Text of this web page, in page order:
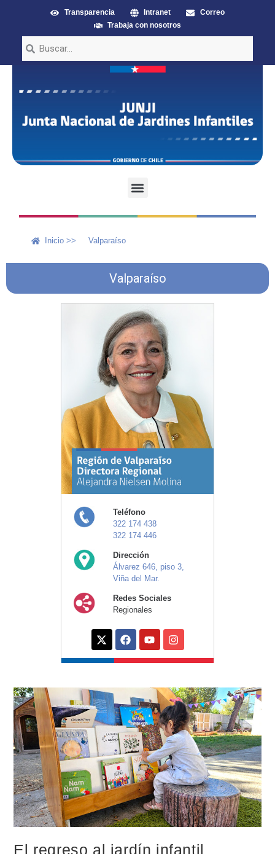
Transparencia Intranet
Correo
Trabaja con nosotros
Inicio >> Valparaíso
Valparaíso
Teléfono
322 174 438
322 174 446
Dirección
Álvarez 646, piso 3,
Viña del Mar.
Redes Sociales
Regionales
El regreso al jardín infantil